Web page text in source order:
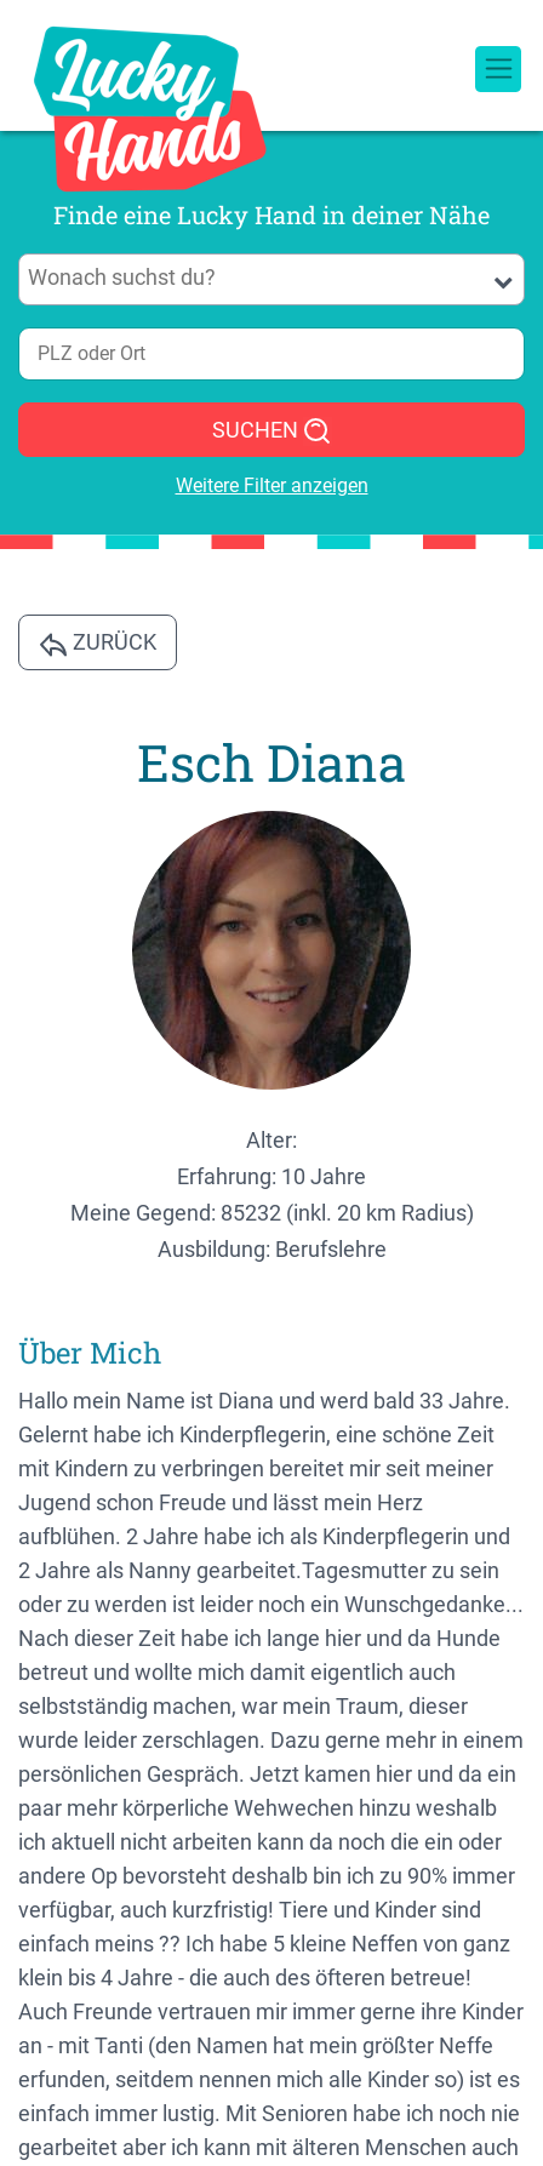
Finde eine Lucky Hand in deiner Nähe
SUCHEN
Weitere Filter anzeigen
ZURÜCK
Esch Diana
Alter:
Erfahrung: 10 Jahre
Meine Gegend: 85232 (inkl. 20 km Radius)
Ausbildung: Berufslehre
Über Mich
Hallo mein Name ist Diana und werd bald 33 Jahre.
Gelernt habe ich Kinderpflegerin, eine schöne Zeit
mit Kindern zu verbringen bereitet mir seit meiner
Jugend schon Freude und lässt mein Herz
aufblühen. 2 Jahre habe ich als Kinderpflegerin und
2 Jahre als Nanny gearbeitet.Tagesmutter zu sein
oder zu werden ist leider noch ein Wunschgedanke...
Nach dieser Zeit habe ich lange hier und da Hunde
betreut und wollte mich damit eigentlich auch
selbstständig machen, war mein Traum, dieser
wurde leider zerschlagen. Dazu gerne mehr in einem
persönlichen Gespräch. Jetzt kamen hier und da ein
paar mehr körperliche Wehwechen hinzu weshalb
ich aktuell nicht arbeiten kann da noch die ein oder
andere Op bevorsteht deshalb bin ich zu 90% immer
verfügbar, auch kurzfristig! Tiere und Kinder sind
einfach meins ?? Ich habe 5 kleine Neffen von ganz
klein bis 4 Jahre - die auch des öfteren betreue!
Auch Freunde vertrauen mir immer gerne ihre Kinder
an - mit Tanti (den Namen hat mein größter Neffe
erfunden, seitdem nennen mich alle Kinder so) ist es
einfach immer lustig. Mit Senioren habe ich noch nie
gearbeitet aber ich kann mit älteren Menschen auch